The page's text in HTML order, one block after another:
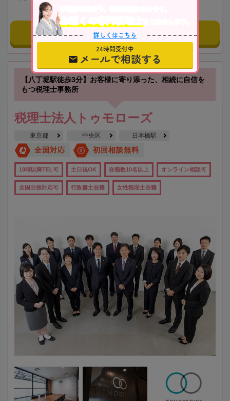
事務所にメールする
【八丁堀駅徒歩3分】お客様に寄り添った、相続に自信を
もつ税理士事務所
税理士法人トゥモローズ
東京都 中央区 日本橋駅
全国対応 初回相談無料
19時以降TEL可 土日祝OK 在籍数10名以上 オンライン相談可
全国出張対応可 行政書士在籍 女性税理士在籍
不動産や株式等、相続資産に合わせて、
お近くの専門税理士
をご紹介します。
詳しくはこちら
24時間受付中
メールで相談する